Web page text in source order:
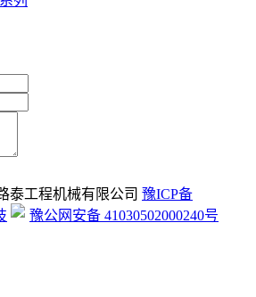
泰工程机械有限公司 豫ICP备
豫公网安备 41030502000240号